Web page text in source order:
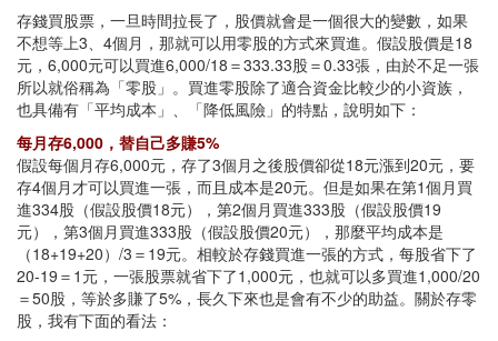
存錢買股票，一旦時間拉長了，股價就會是一個很大的變數，如果
不想等上3、4個月，那就可以用零股的方式來買進。假設股價是18
元，6,000元可以買進6,000/18＝333.33股＝0.33張，由於不足一張
所以就俗稱為「零股」。買進零股除了適合資金比較少的小資族，
也具備有「平均成本」、「降低風險」的特點，說明如下：
每月存6,000，替自己多賺5%
假設每個月存6,000元，存了3個月之後股價卻從18元漲到20元，要
存4個月才可以買進一張，而且成本是20元。但是如果在第1個月買
進334股（假設股價18元），第2個月買進333股（假設股價19
元），第3個月買進333股（假設股價20元），那麼平均成本是
（18+19+20）/3＝19元。相較於存錢買進一張的方式，每股省下了
20-19＝1元，一張股票就省下了1,000元，也就可以多買進1,000/20
＝50股，等於多賺了5%，長久下來也是會有不少的助益。關於存零
股，我有下面的看法：